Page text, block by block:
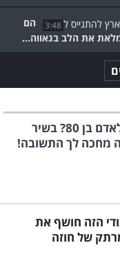
3:48
הם
את הלב בגאווה...
מה מאחלים לאדם בן 80? בשיר
מחכה לך התשובה!
הזה חושף את
של חוזה